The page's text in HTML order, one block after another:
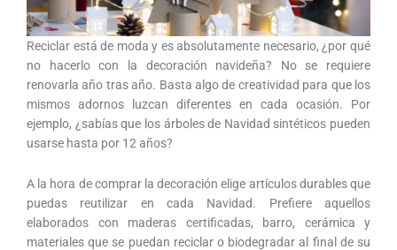
Reciclar está de moda y es absolutamente necesario, ¿por qué
no hacerlo con la decoración navideña? No se requiere
renovarla año tras año. Basta algo de creatividad para que los
mismos adornos luzcan diferentes en cada ocasión. Por
ejemplo, ¿sabías que los árboles de Navidad sintéticos pueden
usarse hasta por 12 años?
A la hora de comprar la decoración elige artículos durables que
puedas reutilizar en cada Navidad. Prefiere aquellos
elaborados con maderas certificadas, barro, cerámica y
materiales que se puedan reciclar o biodegradar al final de su